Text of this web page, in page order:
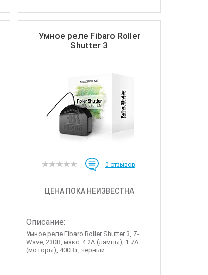
Умное реле Fibaro Roller
Shutter 3
0 отзывов
ЦЕНА ПОКА НЕИЗВЕСТНА
Описание:
Умное реле Fibaro Roller Shutter 3, Z-
Wave, 230В, макс. 4.2A (лампы), 1.7А
(моторы), 400Вт, черный...